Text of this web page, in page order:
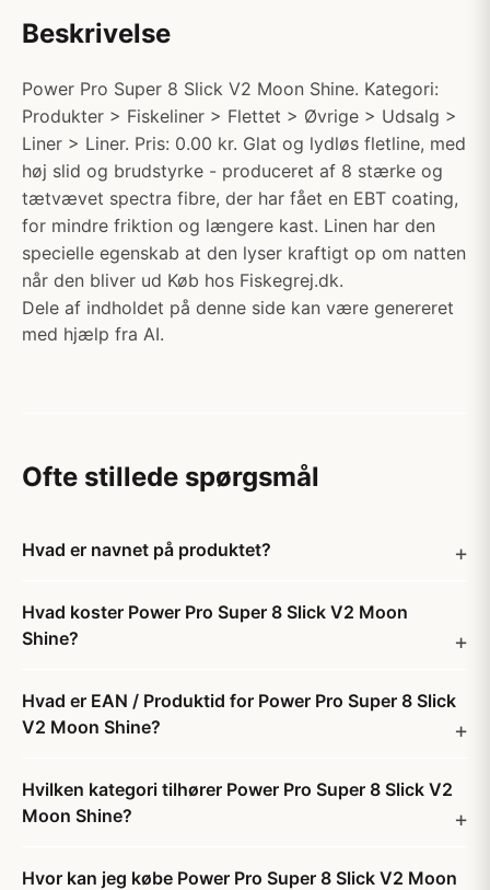
Beskrivelse
Power Pro Super 8 Slick V2 Moon Shine. Kategori:
Produkter > Fiskeliner > Flettet > Øvrige > Udsalg >
Liner > Liner. Pris: 0.00 kr. Glat og lydløs fletline, med
høj slid og brudstyrke - produceret af 8 stærke og
tætvævet spectra fibre, der har fået en EBT coating,
for mindre friktion og længere kast. Linen har den
specielle egenskab at den lyser kraftigt op om natten
når den bliver ud Køb hos Fiskegrej.dk.
Dele af indholdet på denne side kan være genereret
med hjælp fra AI.
Ofte stillede spørgsmål
Hvad er navnet på produktet?
Hvad koster Power Pro Super 8 Slick V2 Moon
Shine?
Hvad er EAN / Produktid for Power Pro Super 8 Slick
V2 Moon Shine?
Hvilken kategori tilhører Power Pro Super 8 Slick V2
Moon Shine?
Hvor kan jeg købe Power Pro Super 8 Slick V2 Moon